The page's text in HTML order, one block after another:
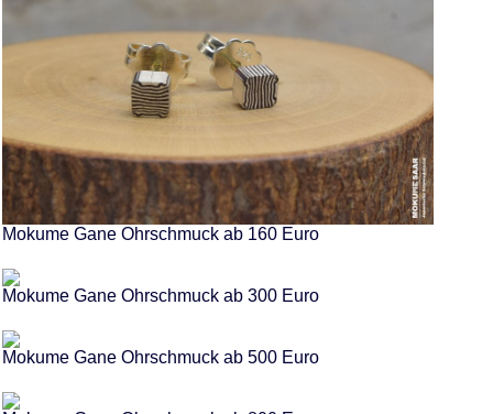
Mokume Gane Ohrschmuck ab 160 Euro
Mokume Gane Ohrschmuck ab 300 Euro
Mokume Gane Ohrschmuck ab 500 Euro